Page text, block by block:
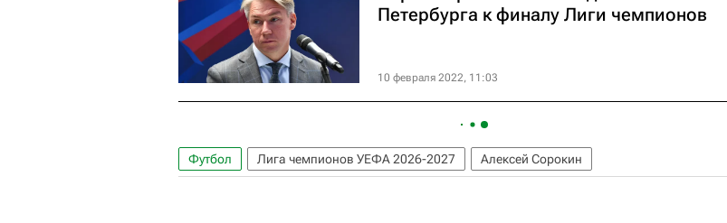
Петербурга к финалу Лиги чемпионов
10 февраля 2022, 11:03
Футбол Лига чемпионов УЕФА 2026-2027 Алексей Сорокин